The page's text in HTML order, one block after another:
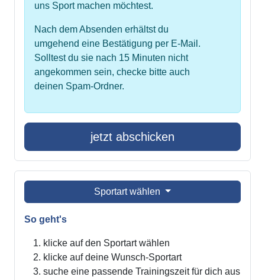
uns Sport machen möchtest.
Nach dem Absenden erhältst du
umgehend eine Bestätigung per E-Mail.
Solltest du sie nach 15 Minuten nicht
angekommen sein, checke bitte auch
deinen Spam-Ordner.
jetzt abschicken
Sportart wählen
So geht's
klicke auf den Sportart wählen
klicke auf deine Wunsch-Sportart
suche eine passende Trainingszeit für dich aus